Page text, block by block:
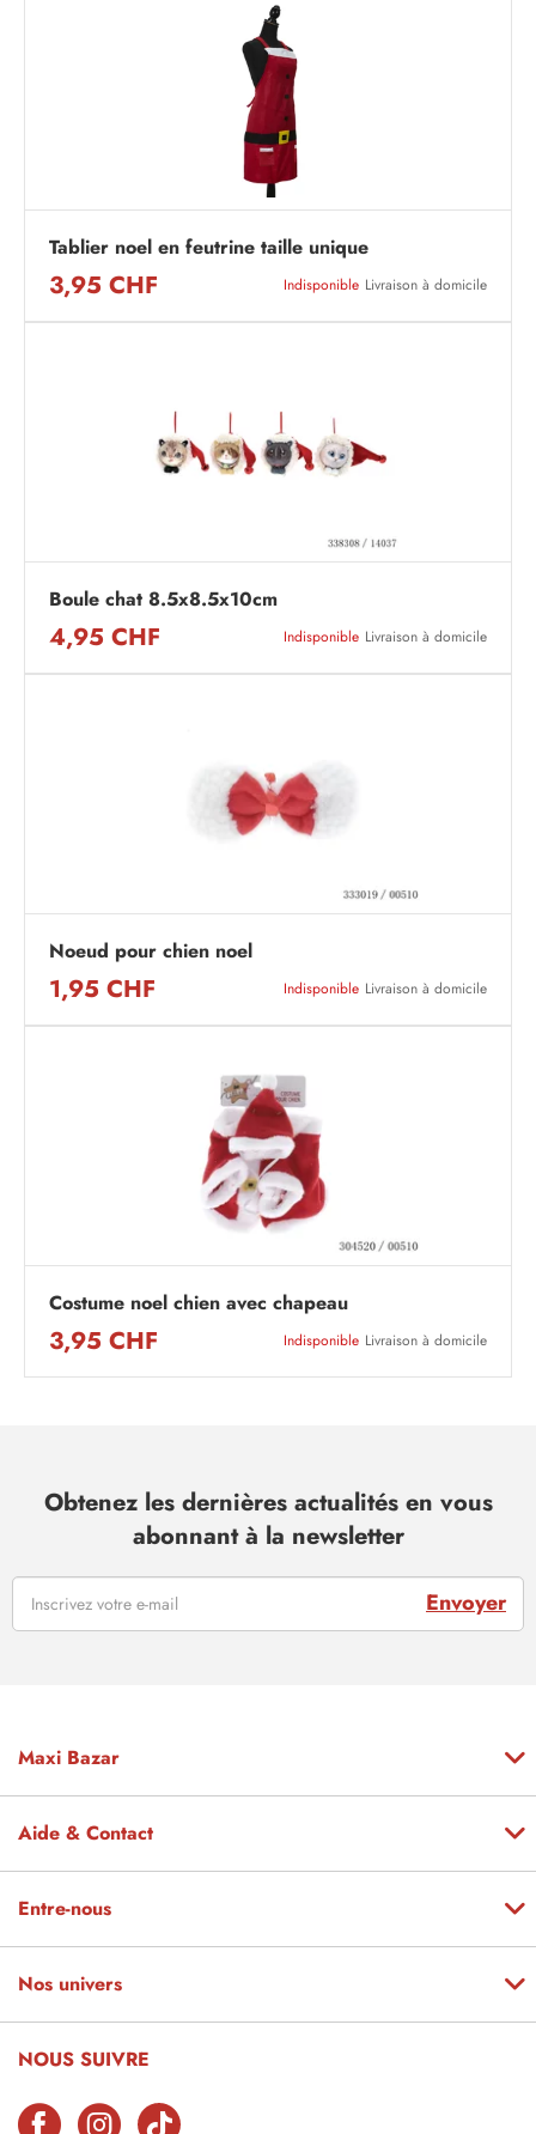
Tablier noel en feutrine taille unique
3,95 CHF Indisponible Livraison à domicile
Boule chat 8.5x8.5x10cm
4,95 CHF Indisponible Livraison à domicile
Noeud pour chien noel
1,95 CHF Indisponible Livraison à domicile
Costume noel chien avec chapeau
3,95 CHF Indisponible Livraison à domicile
Obtenez les dernières actualités en vous
abonnant à la newsletter
Envoyer
Maxi Bazar
Aide & Contact
Entre-nous
Nos univers
NOUS SUIVRE